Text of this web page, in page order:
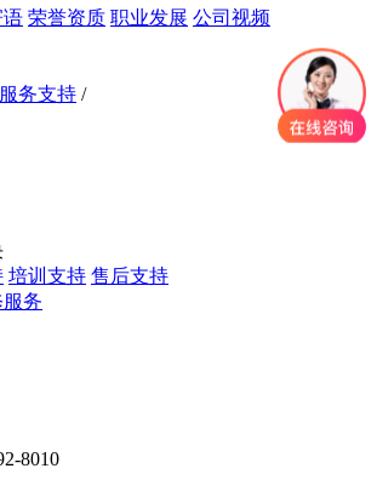
语 荣誉资质 职业发展 公司视频
服务支持 /
培训支持 售后支持
务
8010